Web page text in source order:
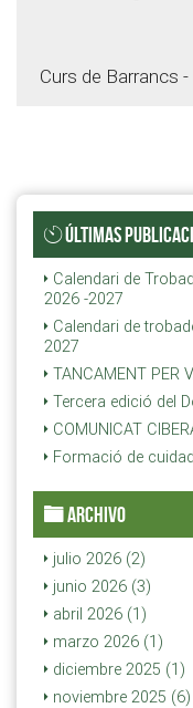
Curs de Barrancs
ÚLTIMAS
Calendari de
2026 -2027
Calendari de
2027
TANCAMENT PER
Tercera edició del
COMUNICAT
Formació de
ARCHIVO
julio 2026 (2)
junio 2026 (3)
abril 2026 (1)
marzo 2026 (1)
diciembre 2025 (1)
noviembre 2025 (6)